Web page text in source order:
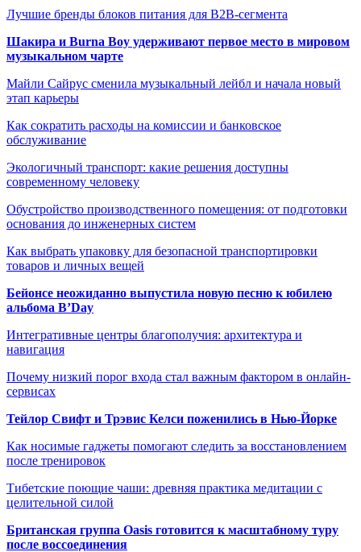
Лучшие бренды блоков питания для B2B-сегмента
Шакира и Burna Boy удерживают первое место в мировом
музыкальном чарте
Майли Сайрус сменила музыкальный лейбл и начала новый
этап карьеры
Как сократить расходы на комиссии и банковское
обслуживание
Экологичный транспорт: какие решения доступны
современному человеку
Обустройство производственного помещения: от подготовки
основания до инженерных систем
Как выбрать упаковку для безопасной транспортировки
товаров и личных вещей
Бейонсе неожиданно выпустила новую песню к юбилею
альбома B’Day
Интегративные центры благополучия: архитектура и
навигация
Почему низкий порог входа стал важным фактором в онлайн-
сервисах
Тейлор Свифт и Трэвис Келси поженились в Нью-Йорке
Как носимые гаджеты помогают следить за восстановлением
после тренировок
Тибетские поющие чаши: древняя практика медитации с
целительной силой
Британская группа Oasis готовится к масштабному туру
после воссоединения